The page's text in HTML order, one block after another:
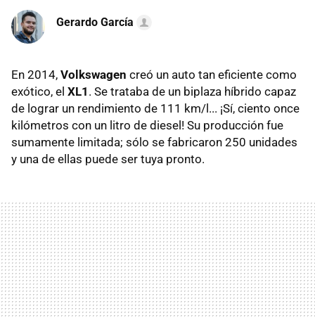
Gerardo García
En 2014, Volkswagen creó un auto tan eficiente como
exótico, el XL1 . Se trataba de un biplaza híbrido capaz
de lograr un rendimiento de 111 km/l... ¡Sí, ciento once
kilómetros con un litro de diesel! Su producción fue
sumamente limitada; sólo se fabricaron 250 unidades
y una de ellas puede ser tuya pronto.